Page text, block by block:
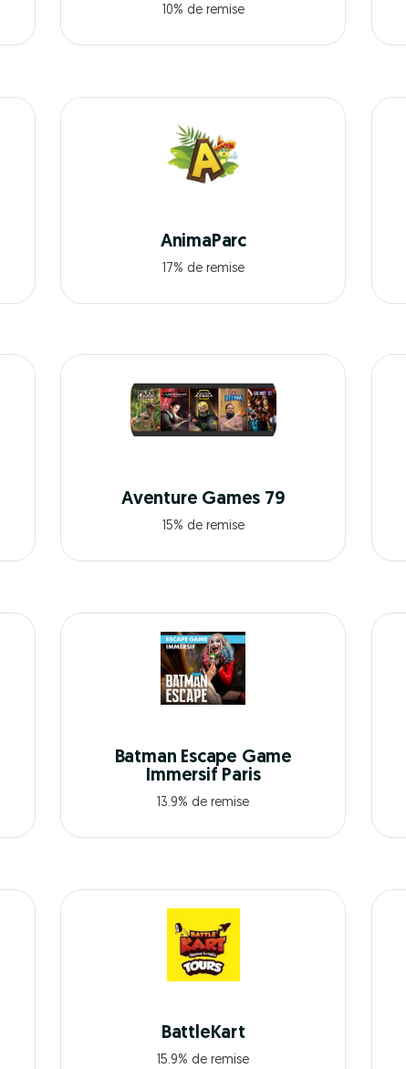
10% de remise
AnimaParc
17% de remise
Aventure Games 79
15% de remise
Batman Escape Game
Immersif Paris
13.9% de remise
BattleKart
15.9% de remise